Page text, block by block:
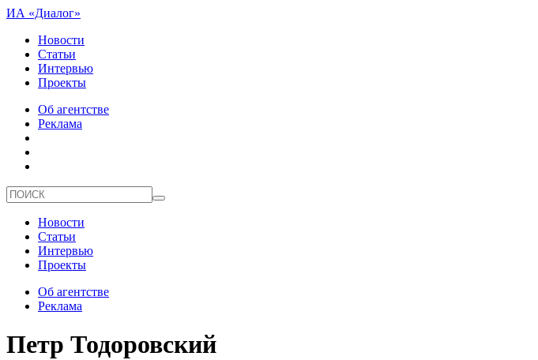
ИА «Диалог»
Новости
Статьи
Интервью
Проекты
Об агентстве
Реклама
Новости
Статьи
Интервью
Проекты
Об агентстве
Реклама
Петр Тодоровский